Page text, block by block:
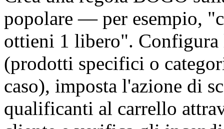
popolare — per esempio,
ottieni 1 libero". Configura
(prodotti specifici o
caso), imposta l'azione di
qualificanti al carrello